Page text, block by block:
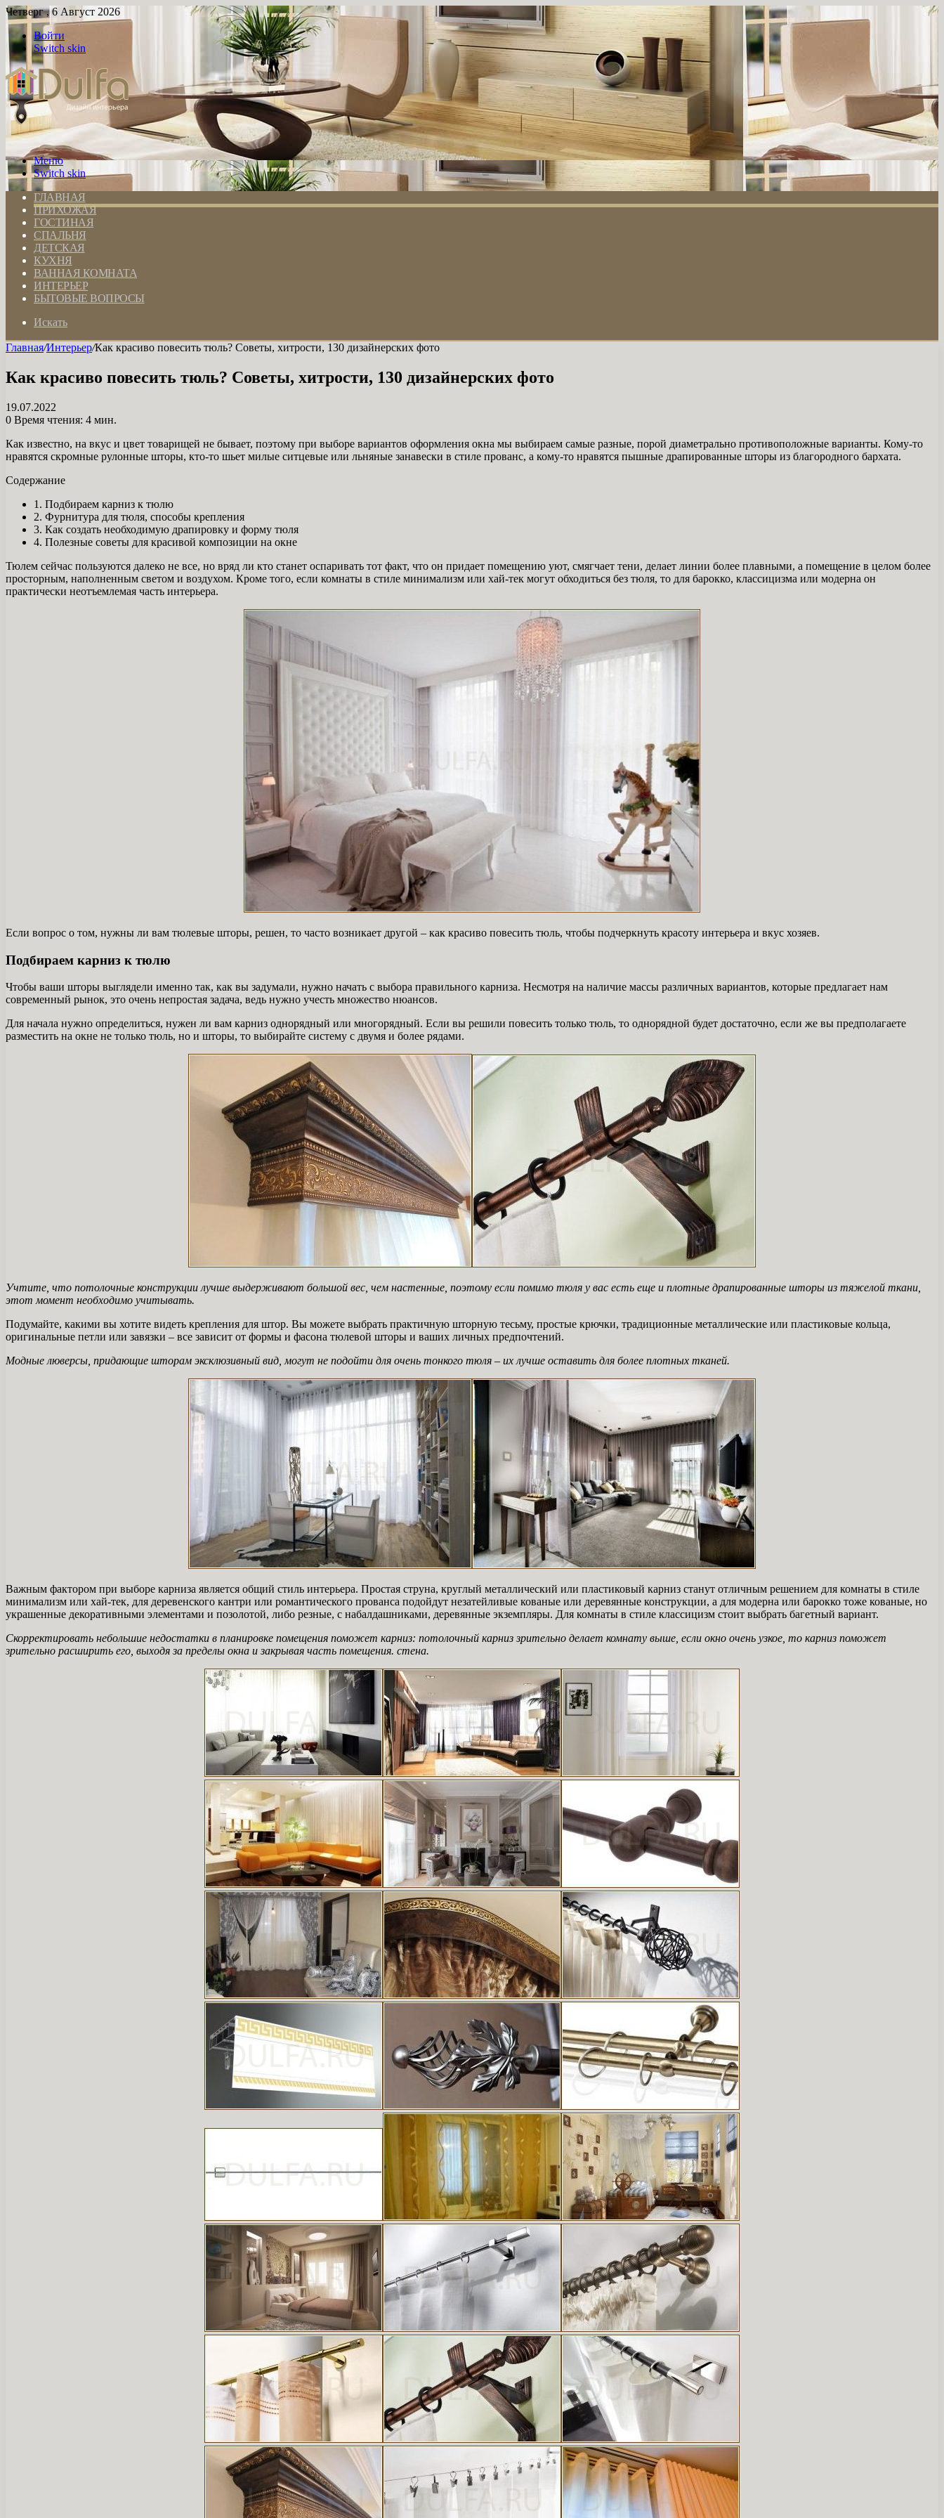
Четверг , 6 Август 2026
Войти
Switch skin
Меню
Switch skin
ГЛАВНАЯ
ПРИХОЖАЯ
ГОСТИНАЯ
СПАЛЬНЯ
ДЕТСКАЯ
КУХНЯ
ВАННАЯ КОМНАТА
ИНТЕРЬЕР
БЫТОВЫЕ ВОПРОСЫ
Искать
Главная/Интерьер/Как красиво повесить тюль? Советы, хитрости, 130 дизайнерских фото
Как красиво повесить тюль? Советы, хитрости, 130 дизайнерских фото
19.07.2022
0 Время чтения: 4 мин.
Как известно, на вкус и цвет товарищей не бывает, поэтому при выборе вариантов оформления окна мы выбираем самые разные, порой диаметрально противоположные варианты. Кому-то
нравятся скромные рулонные шторы, кто-то шьет милые ситцевые или льняные занавески в стиле прованс, а кому-то нравятся пышные драпированные шторы из благородного бархата.
Содержание
1. Подбираем карниз к тюлю
2. Фурнитура для тюля, способы крепления
3. Как создать необходимую драпировку и форму тюля
4. Полезные советы для красивой композиции на окне
Тюлем сейчас пользуются далеко не все, но вряд ли кто станет оспаривать тот факт, что он придает помещению уют, смягчает тени, делает линии более плавными, а помещение в целом более
просторным, наполненным светом и воздухом. Кроме того, если комнаты в стиле минимализм или хай-тек могут обходиться без тюля, то для барокко, классицизма или модерна он
практически неотъемлемая часть интерьера.
Если вопрос о том, нужны ли вам тюлевые шторы, решен, то часто возникает другой – как красиво повесить тюль, чтобы подчеркнуть красоту интерьера и вкус хозяев.
Подбираем карниз к тюлю
Чтобы ваши шторы выглядели именно так, как вы задумали, нужно начать с выбора правильного карниза. Несмотря на наличие массы различных вариантов, которые предлагает нам
современный рынок, это очень непростая задача, ведь нужно учесть множество нюансов.
Для начала нужно определиться, нужен ли вам карниз однорядный или многорядный. Если вы решили повесить только тюль, то однорядной будет достаточно, если же вы предполагаете
разместить на окне не только тюль, но и шторы, то выбирайте систему с двумя и более рядами.
Учтите, что потолочные конструкции лучше выдерживают большой вес, чем настенные, поэтому если помимо тюля у вас есть еще и плотные драпированные шторы из тяжелой ткани,
этот момент необходимо учитывать.
Подумайте, какими вы хотите видеть крепления для штор. Вы можете выбрать практичную шторную тесьму, простые крючки, традиционные металлические или пластиковые кольца,
оригинальные петли или завязки – все зависит от формы и фасона тюлевой шторы и ваших личных предпочтений.
Модные люверсы, придающие шторам эксклюзивный вид, могут не подойти для очень тонкого тюля – их лучше оставить для более плотных тканей.
Важным фактором при выборе карниза является общий стиль интерьера. Простая струна, круглый металлический или пластиковый карниз станут отличным решением для комнаты в стиле
минимализм или хай-тек, для деревенского кантри или романтического прованса подойдут незатейливые кованые или деревянные конструкции, а для модерна или барокко тоже кованые, но
украшенные декоративными элементами и позолотой, либо резные, с набалдашниками, деревянные экземпляры. Для комнаты в стиле классицизм стоит выбрать багетный вариант.
Скорректировать небольшие недостатки в планировке помещения поможет карниз: потолочный карниз зрительно делает комнату выше, если окно очень узкое, то карниз поможет
зрительно расширить его, выходя за пределы окна и закрывая часть помещения. стена.